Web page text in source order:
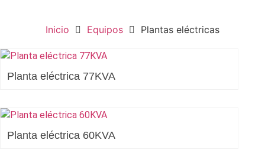
Inicio Equipos Plantas eléctricas
Planta eléctrica 77KVA
Planta eléctrica 60KVA